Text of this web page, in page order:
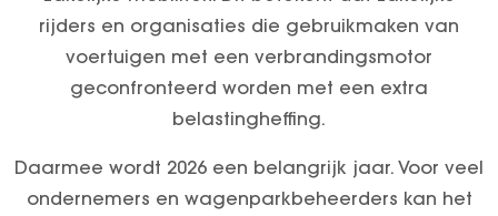
Over ons
rijders en organisaties die gebruikmaken van
voertuigen met een verbrandingsmotor
geconfronteerd worden met een extra
belastingheffing.
Daarmee wordt 2026 een belangrijk jaar. Voor veel
ondernemers en wagenparkbeheerders kan het